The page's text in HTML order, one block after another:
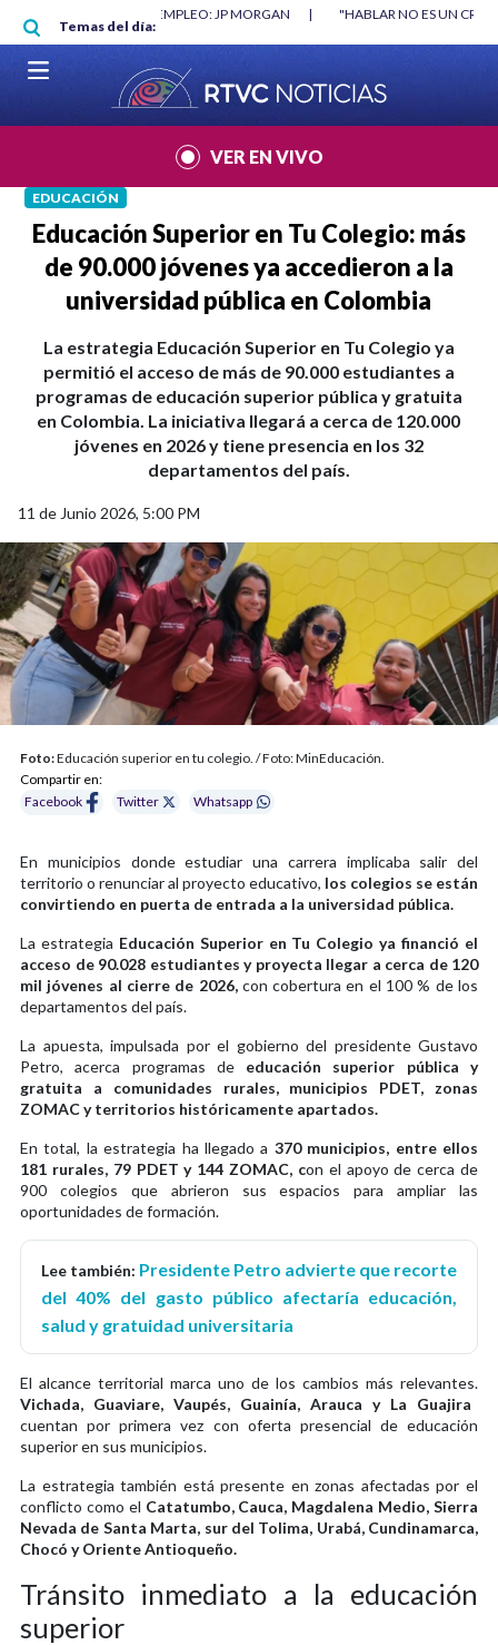
Pasar al contenido principal
Temas del día:
"HABLAR NO ES UN CRIMEN": CARTA DE BETO CORAL |
VER EN VIVO
EDUCACIÓN
Educación Superior en Tu Colegio: más
de 90.000 jóvenes ya accedieron a la
universidad pública en Colombia
La estrategia Educación Superior en Tu Colegio ya
permitió el acceso de más de 90.000 estudiantes a
programas de educación superior pública y gratuita
en Colombia. La iniciativa llegará a cerca de 120.000
jóvenes en 2026 y tiene presencia en los 32
departamentos del país.
11 de Junio 2026, 5:00 PM
Foto:Educación superior en tu colegio. / Foto: MinEducación.
Compartir en:
Facebook
Twitter Whatsapp
En municipios donde estudiar una carrera implicaba salir del
territorio o renunciar al proyecto educativo, los colegios se están
convirtiendo en puerta de entrada a la universidad pública.
La estrategia Educación Superior en Tu Colegio ya financió el
acceso de 90.028 estudiantes y proyecta llegar a cerca de 120
mil jóvenes al cierre de 2026, con cobertura en el 100 % de los
departamentos del país.
La apuesta, impulsada por el gobierno del presidente Gustavo
Petro, acerca programas de educación superior pública y
gratuita a comunidades rurales, municipios PDET, zonas
ZOMAC y territorios históricamente apartados.
En total, la estrategia ha llegado a 370 municipios, entre ellos
181 rurales, 79 PDET y 144 ZOMAC, con el apoyo de cerca de
900 colegios que abrieron sus espacios para ampliar las
oportunidades de formación.
Lee también: Presidente Petro advierte que recorte
del 40% del gasto público afectaría educación,
salud y gratuidad universitaria
El alcance territorial marca uno de los cambios más relevantes.
Vichada, Guaviare, Vaupés, Guainía, Arauca y La Guajira
cuentan por primera vez con oferta presencial de educación
superior en sus municipios.
La estrategia también está presente en zonas afectadas por el
conflicto como el Catatumbo, Cauca, Magdalena Medio, Sierra
Nevada de Santa Marta, sur del Tolima, Urabá, Cundinamarca,
Chocó y Oriente Antioqueño.
Tránsito inmediato a la educación
superior